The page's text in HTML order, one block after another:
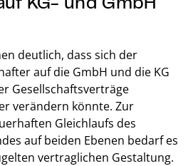
deutlich, dass sich der
auf die GmbH und die KG
Gesellschaftsverträge
verändern könnte. Zur
Gleichlaufs des
auf beiden Ebenen bedarf es
vertraglichen Gestaltung.